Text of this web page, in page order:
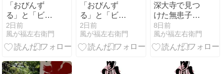
「おびんず
る」と「ビリ
ケン」は親戚
なのか？ 深大
寺で生まれた
2日前
風が福左右衛門
「おびんず
る」と「ビリ
ケン」は親戚
なのか？ 深大
寺で生まれた
2日前
風が福左右衛門
深大寺で見つ
けた無患子
（ムクロジ）
｜羽根つきと
石鹸の木に秘
8日前
風が福左右衛門